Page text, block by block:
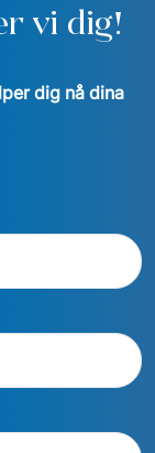
vi dig!
dig nå dina